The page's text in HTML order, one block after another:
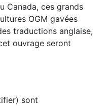
Canada, ces grands
OGM gavées
traductions anglaise,
ouvrage seront
sont